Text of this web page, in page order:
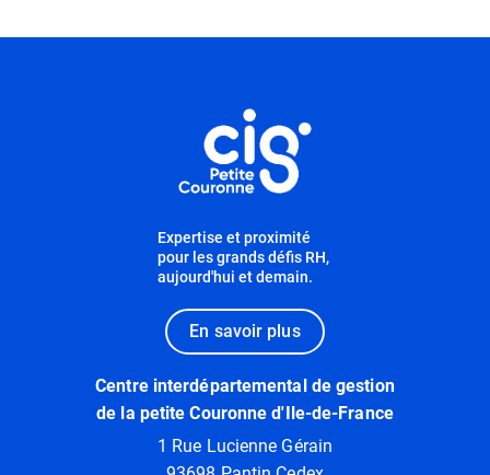
Expertise et proximité
pour les grands défis RH,
aujourd'hui et demain.
En savoir plus
Centre interdépartemental de gestion
de la petite Couronne d'Ile-de-France
1 Rue Lucienne Gérain